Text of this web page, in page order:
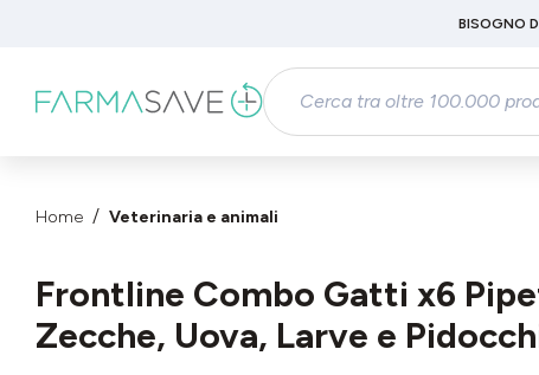
Passa alla navigazione principale
BISOGNO
Home Veterinaria e animali
Frontline Combo Gatti x6
Zecche, Uova, Larve e